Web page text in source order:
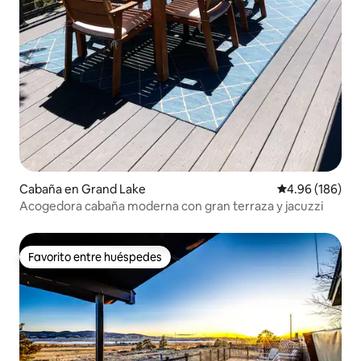
Cabaña en Grand Lake Calificación
4.96 (186)
Acogedora cabaña moderna con gran terraza y jacuzzi
Favorito entre huéspedes
Favorito entre huéspedes